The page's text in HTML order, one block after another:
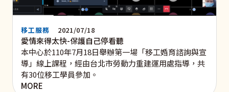
移工服務 2021/07/18
愛情來得太快-保護自己停看聽
本中心於110年7月18日舉辦第一場「移工婚育諮詢與宣
導」線上課程，經由台北市勞動力重建運用處指導，共
有30位移工學員參加。
MORE